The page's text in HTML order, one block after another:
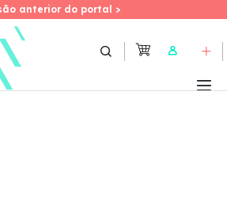
Skip
anterior do portal >
anterior do portal >
User